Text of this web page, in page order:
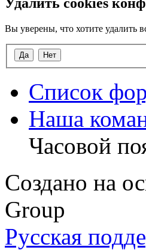
Удалить cookies
Вы уверены, что хотите удалить
Список
Наша
Часовой
Создано на
Group
Русская